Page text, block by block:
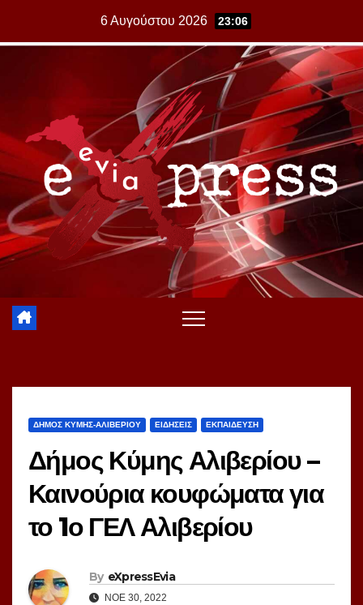
6 Αυγούστου 2026 23:06
ΔΗΜΟΣ ΚΥΜΗΣ-ΑΛΙΒΕΡΙΟΥ ΕΙΔΗΣΕΙΣ ΕΚΠΑΙΔΕΥΣΗ
Δήμος Κύμης Αλιβερίου –
Καινούρια κουφώματα για
το 1ο ΓΕΛ Αλιβερίου
By eXpressEvia
ΝΟΈ 30, 2022